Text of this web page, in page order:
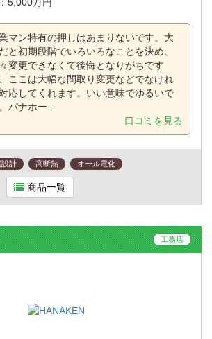
マン特有の押しはあまりないです。大
と初期段階でいろいろなことを決め、
変更できなくて後悔となりがちです
ここは大幅な間取り変更などでなけれ
応してくれます。いい意味でゆるいで
パナホー...
口コミを見る
設計 高断熱 オール電化
商品一覧
工務店